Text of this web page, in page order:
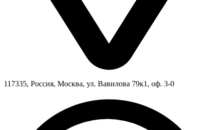
117335, Россия, Москва, ул. Вавилова 79к1, оф. 3-0